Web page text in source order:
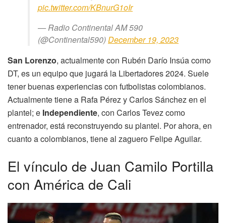
pic.twitter.com/KBnurG1oIr
— Radio Continental AM 590
(@Continental590)December 19, 2023
San Lorenzo, actualmente con Rubén Darío Insúa como
DT, es un equipo que jugará la Libertadores 2024. Suele
tener buenas experiencias con futbolistas colombianos.
Actualmente tiene a Rafa Pérez y Carlos Sánchez en el
plantel; e Independiente, con Carlos Tevez como
entrenador, está reconstruyendo su plantel. Por ahora, en
cuanto a colombianos, tiene al zaguero Felipe Aguilar.
El vínculo de Juan Camilo Portilla
con América de Cali